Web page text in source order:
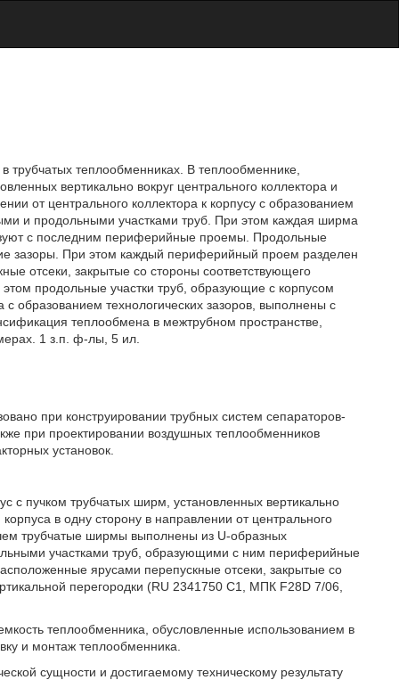
трубчатых теплообменниках. В теплообменнике,
вертикально вокруг центрального коллектора и
от центрального коллектора к корпусу с образованием
и продольными участками труб. При этом каждая ширма
с последним периферийные проемы. Продольные
зазоры. При этом каждый периферийный проем разделен
отсеки, закрытые со стороны соответствующего
продольные участки труб, образующие с корпусом
образованием технологических зазоров, выполнены с
теплообмена в межтрубном пространстве,
1 з.п. ф-лы, 5 ил.
при конструировании трубных систем сепараторов-
при проектировании воздушных теплообменников
установок.
с пучком трубчатых ширм, установленных вертикально
в одну сторону в направлении от центрального
трубчатые ширмы выполнены из U-образных
участками труб, образующими с ним периферийные
ярусами перепускные отсеки, закрытые со
перегородки (RU 2341750 С1, МПК F28D 7/06,
теплообменника, обусловленные использованием в
и монтаж теплообменника.
сущности и достигаемому техническому результату